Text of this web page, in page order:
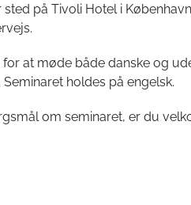
sted på Tivoli Hotel i
for at møde både danske og
holdes på engelsk.
om seminaret, er du